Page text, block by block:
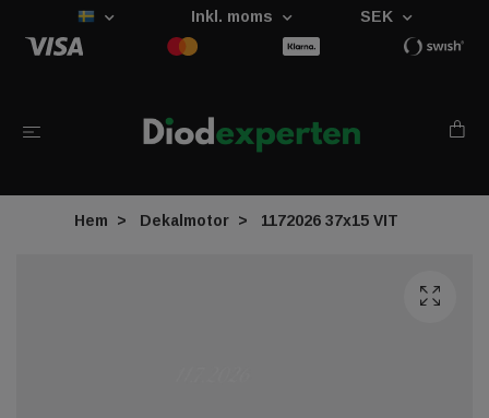
Inkl. moms SEK
Hem Dekalmotor 1172026 37x15 VIT